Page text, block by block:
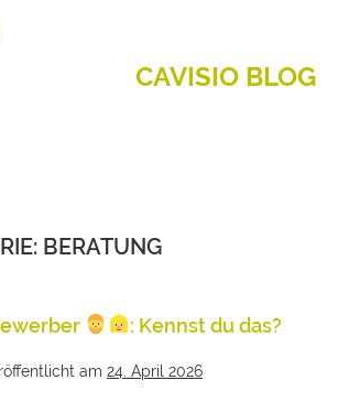
CAVISIO BLOG
BERATUNG
: Kennst du das?
am 24. April 2026